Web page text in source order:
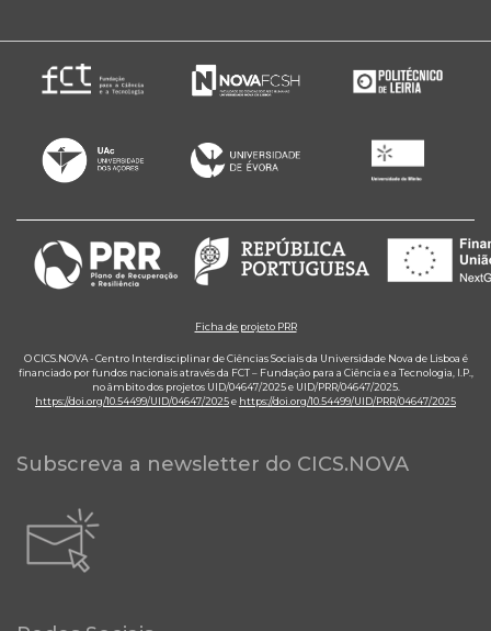
Ficha de projeto PRR
O CICS.NOVA - Centro Interdisciplinar de Ciências Sociais da Universidade Nova de Lisboa é
financiado por fundos nacionais através da FCT – Fundação para a Ciência e a Tecnologia, I.P.,
no âmbito dos projetos UID/04647/2025 e UID/PRR/04647/2025.
https://doi.org/10.54499/UID/04647/2025e https://doi.org/10.54499/UID/PRR/04647/2025
Subscreva a newsletter do CICS.NOVA